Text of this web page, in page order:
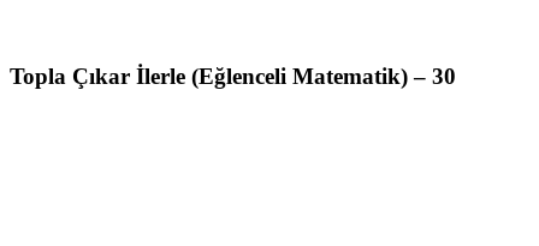
Topla Çıkar İlerle (Eğlenceli Matematik) – 30